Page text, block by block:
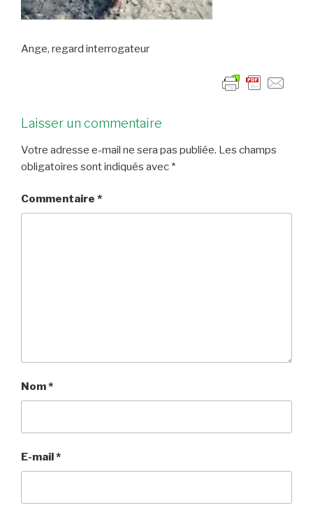
Ange, regard interrogateur
Laisser un commentaire
Votre adresse e-mail ne sera pas publiée. Les champs
obligatoires sont indiqués avec *
Commentaire *
Nom*
E-mail*